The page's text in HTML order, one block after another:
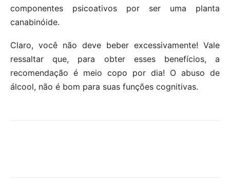
componentes psicoativos por ser uma planta
canabinóide.
Claro, você não deve beber excessivamente! Vale
ressaltar que, para obter esses benefícios, a
recomendação é meio copo por dia! O abuso de
álcool, não é bom para suas funções cognitivas.